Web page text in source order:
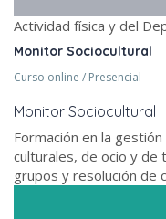
Actividad física y del
Monitor Sociocultural
Curso online / Presencial
Monitor Sociocultural
Formación en la
culturales, de ocio y de
grupos y resolución de